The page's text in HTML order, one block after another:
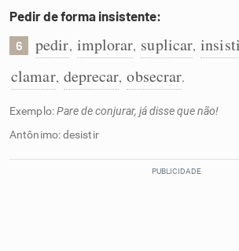
Pedir de forma insistente:
6 pedir, implorar, suplicar,
clamar, deprecar, obsecrar.
Exemplo:Pare de conjurar, já disse que não!
Antônimo: desistir